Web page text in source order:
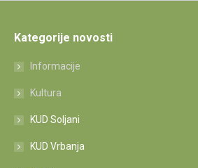
Kategorije novosti
Informacije
Kultura
KUD Soljani
KUD Vrbanja